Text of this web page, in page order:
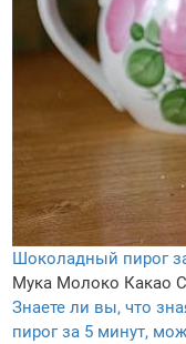
Шоколадный пирог
Мука Молоко Какао
Знаете ли вы, что
пирог за 5 минут,